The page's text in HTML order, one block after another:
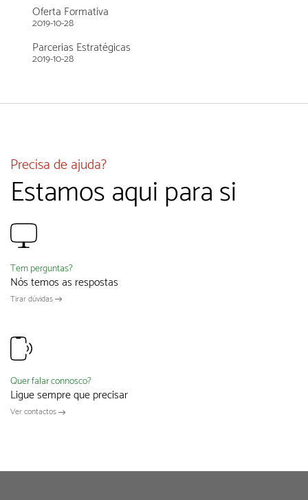
Oferta Formativa
2019-10-28
Parcerias Estratégicas
2019-10-28
Precisa de ajuda?
Estamos aqui para si
Tem perguntas?
Nós temos as respostas
Tirar dúvidas
Quer falar connosco?
Ligue sempre que precisar
Ver contactos